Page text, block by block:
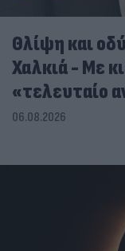
Θλίψη και
Χαλκιά - Με
«τελευταίο
06.08.2026